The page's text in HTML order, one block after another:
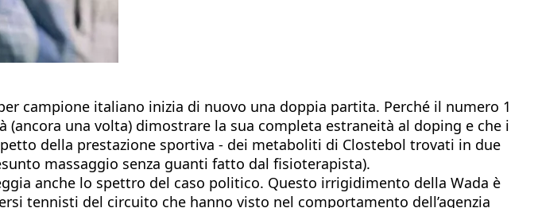
campione italiano inizia di nuovo una doppia partita. Perché il numero 1
una volta) dimostrare la sua completa estraneità al doping e che i
della prestazione sportiva - dei metaboliti di Clostebol trovati in due
massaggio senza guanti fatto dal fisioterapista).
anche lo spettro del caso politico. Questo irrigidimento della Wada è
tennisti del circuito che hanno visto nel comportamento dell’agenzia